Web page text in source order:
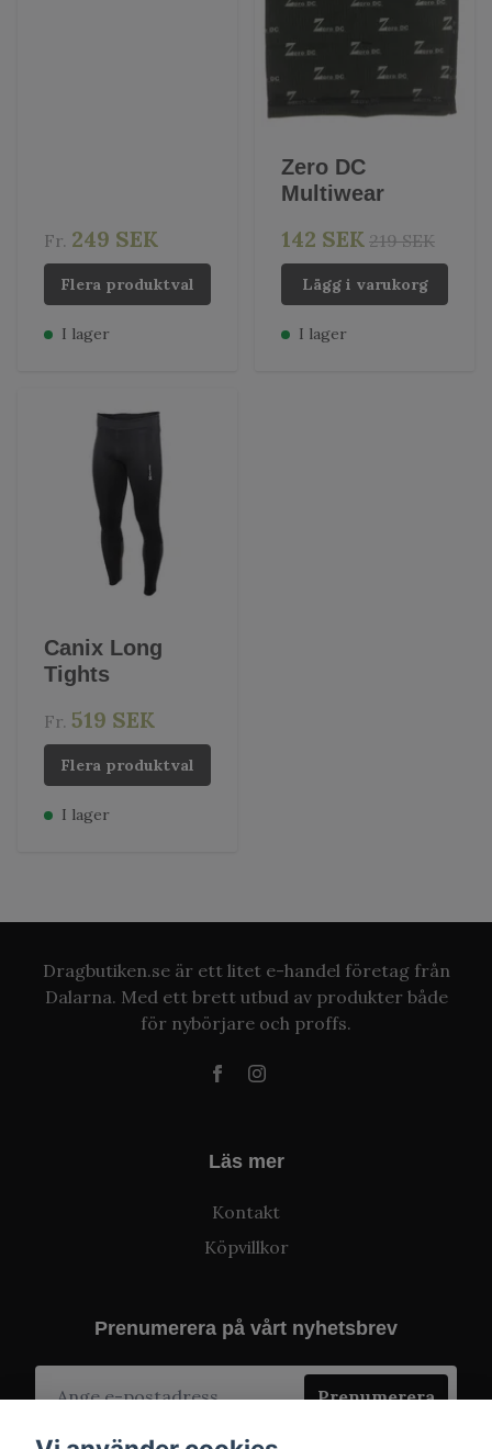
Fr. 249 SEK
Flera produktval
I lager
Zero DC
Multiwear
142 SEK 219 SEK
Lägg i varukorg
I lager
Canix Long
Tights
Fr. 519 SEK
Flera produktval
I lager
Dragbutiken.se är ett litet e-handel företag från
Dalarna. Med ett brett utbud av produkter både
för nybörjare och proffs.
Läs mer
Kontakt
Köpvillkor
Prenumerera på vårt nyhetsbrev
Prenumerera